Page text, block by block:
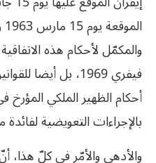
فيفري 1969، بل
بالإجراءات التعويضية
والأدهى والأمّر في كلّ هذا،